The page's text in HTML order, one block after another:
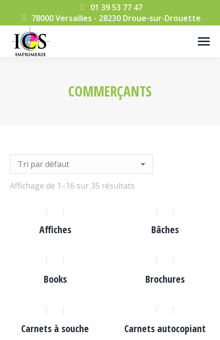
01 39 53 77 47
78000 Versailles - 28230 Droue-sur-Drouette
COMMERÇANTS
Affichage de 1–16 sur 35 résultats
Affiches Bâches
Books Brochures
Carnets à souche Carnets autocopiant